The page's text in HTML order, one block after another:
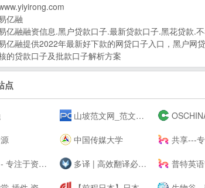
亿融
亿融融资信息.黑户贷款口子.最新贷款口子.黑花贷款.
亿融提供2022年最新好下款的网贷口子入口，黑户网
的贷款口子及批款口子解析方案
点
山坡范文网_范文_免费范文_工作总结 OSCHINA - 中文
中国传媒大学 共享---专注前端行业精选-分享最
资源分享的blog 多译 | 高效翻译必备工具 - 免费文档在线翻译 百度 谷歌 有道 翻译 普特英